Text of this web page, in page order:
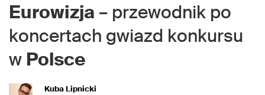
Eurowizja – przewodnik po
koncertach gwiazd konkursu
w Polsce
Kuba Lipnicki